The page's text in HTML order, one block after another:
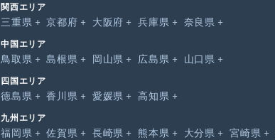
関西エリア
三重県 京都府 大阪府 兵庫県 奈良県
中国エリア
鳥取県 島根県 岡山県 広島県 山口県
四国エリア
徳島県 香川県 愛媛県 高知県
九州エリア
福岡県 佐賀県 長崎県 熊本県 大分県 宮崎県